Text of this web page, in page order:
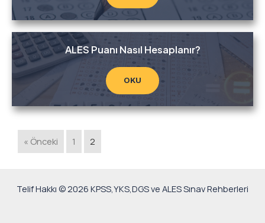
ALES Puanı Nasıl Hesaplanır?
OKU
« Önceki 1 2
Telif Hakkı © 2026 KPSS,YKS,DGS ve ALES Sınav Rehberleri